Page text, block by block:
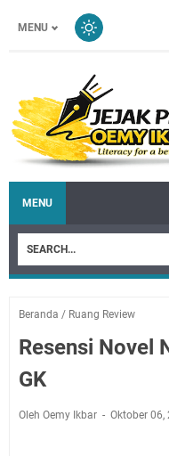
MENU
MENU
Beranda / Ruang Review
Resensi Novel
GK
Oleh Oemy Ikbar Oktober 06,